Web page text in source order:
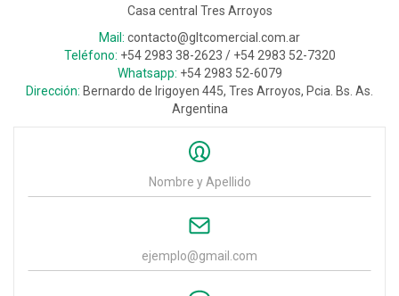
Casa central Tres Arroyos
Mail: contacto@gltcomercial.com.ar
Teléfono: +54 2983 38-2623 / +54 2983 52-7320
Whatsapp: +54 2983 52-6079
Dirección: Bernardo de Irigoyen 445, Tres Arroyos, Pcia. Bs. As.
Argentina